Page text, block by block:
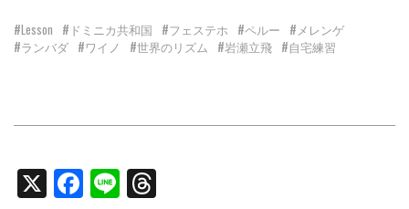
#Lesson #ドミニカ共和国 #フェステホ #ペルー #メレンゲ
#ランバダ #ワイノ #世界のリズム #岩瀬立飛 #自宅練習
X Facebook
Line